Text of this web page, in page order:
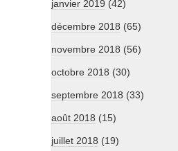
janvier 2019 (42)
décembre 2018 (65)
novembre 2018 (56)
octobre 2018 (30)
septembre 2018 (33)
août 2018 (15)
juillet 2018 (19)